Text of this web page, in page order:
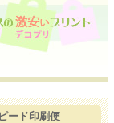
ード印刷便